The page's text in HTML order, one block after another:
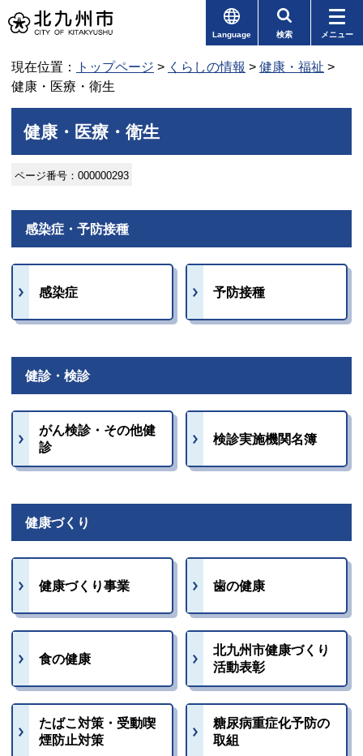
Language 検索 メニュー
現在位置： トップページ > くらしの情報 > 健康・福祉 >
健康・医療・衛生
健康・医療・衛生
ページ番号：000000293
感染症・予防接種
感染症 予防接種
健診・検診
がん検診・その他健
診
検診実施機関名簿
健康づくり
健康づくり事業 歯の健康
食の健康
北九州市健康づくり
活動表彰
たばこ対策・受動喫
煙防止対策
糖尿病重症化予防の
取組